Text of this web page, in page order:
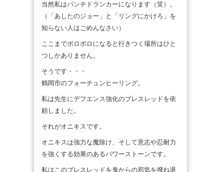
当然私はパンチドランカーになります（笑）。
（「あしたのジョー」と「リングにかけろ」を
知らない人はごめんなさい）
ここまでボロボロになると行きつく場所はひと
つしかありません。
そうです・・・
鶴岡市のフォーチュンヒーリング。
私は先生にデフエンス強化のブレスレッドを依
頼しました。
それがオニキスです。
オニキスは強力な魔除け、そして意志や忍耐力
を強くする効果のあるパワーストーンです。
私はこのブレスレッドを鬼からの邪気を撥ね退